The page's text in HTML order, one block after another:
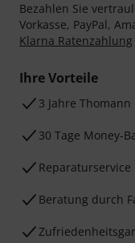
Bezahlen Sie
Vorkasse, PayPal,
Klarna Ratenzahlung
Ihre Vorteile
3 Jahre
30 Tage Money-
Reparaturservice
Beratung durch